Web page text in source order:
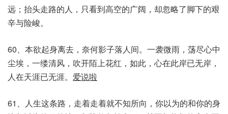
远；抬头走路的人，只看到高空的广阔，却忽略了脚下的艰
辛与险峻。
60、本欲起身离去，奈何影子落人间。一袭微雨，荡尽心中
尘埃，一缕清风，吹开陌上花红，如此，心在此岸已无岸，
人在天涯已无涯。 爱说啦
61、人生这条路，走着走着就不知所向，你以为的和你的身